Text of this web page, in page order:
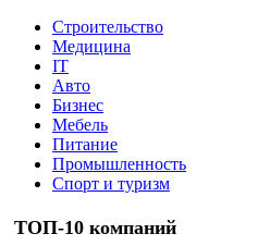
Строительство
Медицина
IT
Авто
Бизнес
Мебель
Питание
Промышленность
Спорт и туризм
ТОП-10 компаний